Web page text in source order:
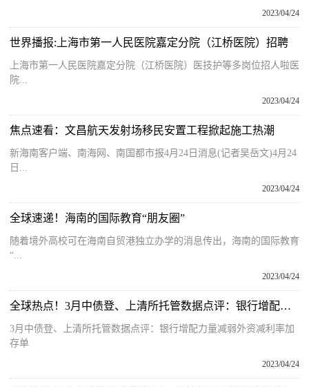
2023/04/24
世界播报:上海市第一人民医院嘉定分院（江桥医院）招聘
上海市第一人民医院嘉定分院（江桥医院）医技护等多岗位招人啦医
院...
2023/04/24
焦点速看：文昌航天发射场移民安置工程掀起施工热潮
新海南客户端、南海网、南国都市报4月24日消息(记者吴岳文)4月24
日...
2023/04/24
全球速递！海南的国际教育“朋友圈”
随着境外高校可在海南自贸港独立办学的消息传出，海南的国际教育
“...
2023/04/24
全球热点！3月中债登、上清所托管数据点评：银行增配力量减弱 外资减利率加存单
3月中债登、上清所托管数据点评：银行增配力量减弱外资减利率加
存单
2023/04/24